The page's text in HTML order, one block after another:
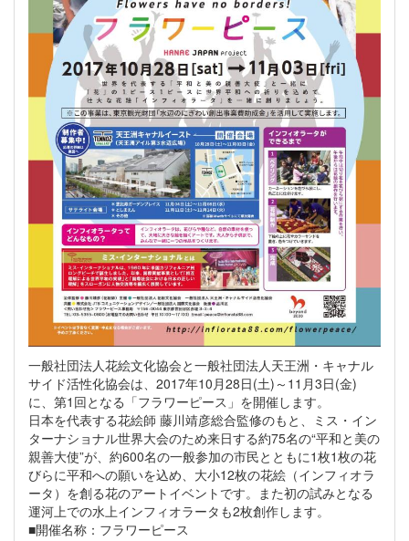
一般社団法人花絵文化協会と一般社団法人天王洲・キャナル
サイド活性化協会は、2017年10月28日(土)～11月3日(金)
に、第1回となる「フラワーピース」を開催します。
日本を代表する花絵師 藤川靖彦総合監修のもと、ミス・イン
ターナショナル世界大会のため来日する約75名の“平和と美の
親善大使”が、約600名の一般参加の市民とともに1枚1枚の花
びらに平和への願いを込め、大小12枚の花絵（インフィオラ
ータ）を創る花のアートイベントです。また初の試みとなる
運河上での水上インフィオラータも2枚創作します。
■開催名称：フラワーピース